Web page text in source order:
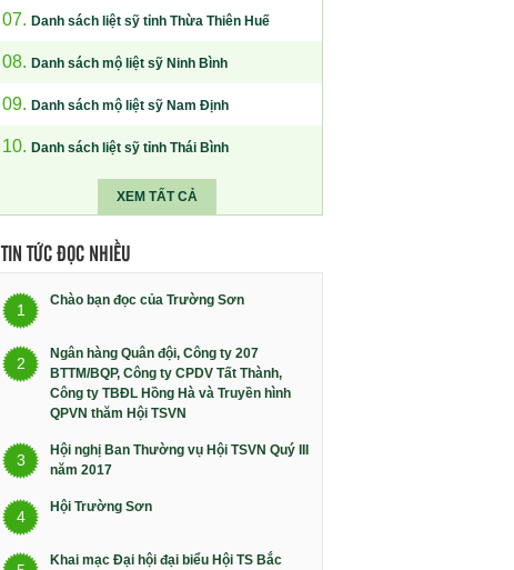
07. Danh sách liệt sỹ tỉnh Thừa Thiên Huế
08. Danh sách mộ liệt sỹ Ninh Bình
09. Danh sách mộ liệt sỹ Nam Định
10. Danh sách liệt sỹ tỉnh Thái Bình
XEM TẤT CẢ
TIN TỨC ĐỌC NHIỀU
1
Chào bạn đọc của Trường Sơn
2
Ngân hàng Quân đội, Công ty 207
BTTM/BQP, Công ty CPDV Tất Thành,
Công ty TBĐL Hồng Hà và Truyền hình
QPVN thăm Hội TSVN
3
Hội nghị Ban Thường vụ Hội TSVN Quý III
năm 2017
4
Hội Trường Sơn
Khai mạc Đại hội đại biểu Hội TS Bắc